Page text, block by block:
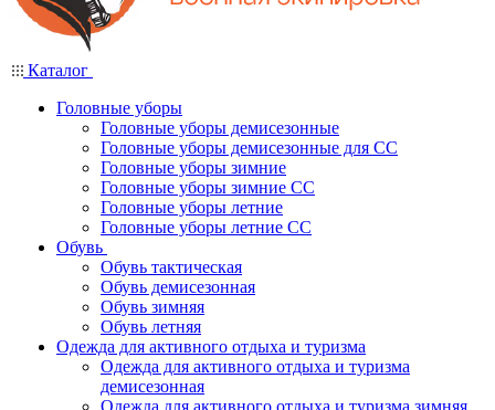
Каталог
Головные уборы
Головные уборы демисезонные
Головные уборы демисезонные для СС
Головные уборы зимние
Головные уборы зимние СС
Головные уборы летние
Головные уборы летние СС
Обувь
Обувь тактическая
Обувь демисезонная
Обувь зимняя
Обувь летняя
Одежда для активного отдыха и туризма
Одежда для активного отдыха и туризма
демисезонная
Одежда для активного отдыха и туризма зимняя